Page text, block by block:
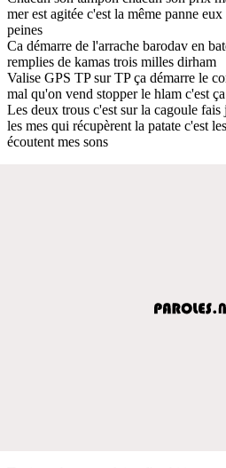
mer est agitée c'est la même panne
peines
Ca démarre de l'arrache barodav en
remplies de kamas trois milles dirham
Valise GPS TP sur TP ça démarre le
mal qu'on vend stopper le hlam c'est
Les deux trous c'est sur la cagoule fais
les mes qui récupèrent la patate c'est
écoutent mes sons